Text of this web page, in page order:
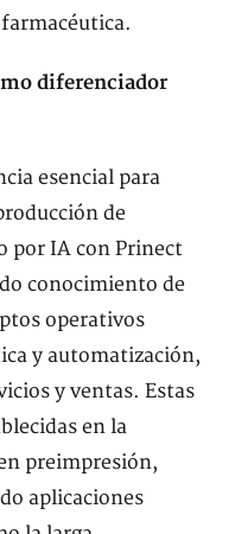
diferenciador
esencial para
de
por IA con Prinect
conocimiento de
operativos
y automatización,
y ventas. Estas
en la
preimpresión,
aplicaciones